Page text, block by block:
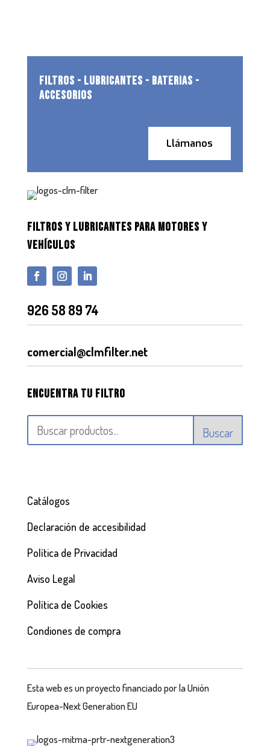
FILTROS - LUBRICANTES - BATERIAS -
ACCESORIOS
Llámanos
FILTROS Y LUBRICANTES PARA MOTORES Y
VEHÍCULOS
926 58 89 74
comercial@clmfilter.net
Encuentra tu filtro
Buscar
Catálogos
Declaración de accesibilidad
Política de Privacidad
Aviso Legal
Política de Cookies
Condiones de compra
Esta web es un proyecto financiado por la Unión
Europea-Next Generation EU